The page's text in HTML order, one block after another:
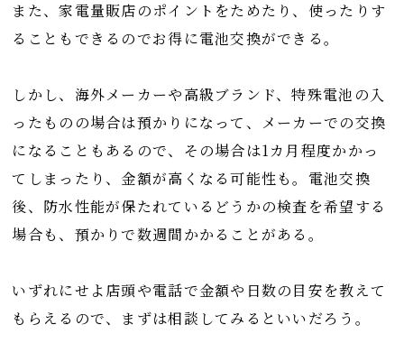
また、家電量販店のポイントをためたり、使ったりす
ることもできるのでお得に電池交換ができる。
しかし、海外メーカーや高級ブランド、特殊電池の入
ったものの場合は預かりになって、メーカーでの交換
になることもあるので、その場合は1カ月程度かかっ
てしまったり、金額が高くなる可能性も。電池交換
後、防水性能が保たれているどうかの検査を希望する
場合も、預かりで数週間かかることがある。
いずれにせよ店頭や電話で金額や日数の目安を教えて
もらえるので、まずは相談してみるといいだろう。